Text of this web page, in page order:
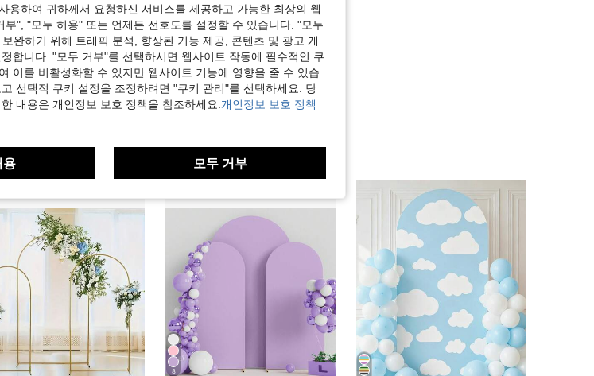
도움이 됨 (0)
8
용하여 귀하께서 요청하신 서비스를 제공하고 가능한 최상의 웹
", "모두 허용" 또는 언제든 선호도를 설정할 수 있습니다. "모두
완하기 위해 트래픽 분석, 향상된 기능 제공, 콘텐츠 및 광고 개
합니다. "모두 거부"를 선택하시면 웹사이트 작동에 필수적인 쿠
이를 비활성화할 수 있지만 웹사이트 기능에 영향을 줄 수 있습
선택적 쿠키 설정을 조정하려면 "쿠키 관리"를 선택하세요. 당
내용은 개인정보 보호 정책을 참조하세요. 개인정보 보호 정책
용 모두 거부